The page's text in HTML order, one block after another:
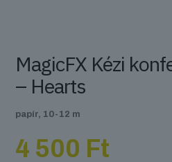
MagicFX Kézi
– Hearts
papír, 10-12 m
4 500 Ft